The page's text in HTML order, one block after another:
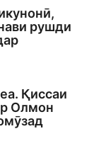
рушди
Қиссаи
Олмон